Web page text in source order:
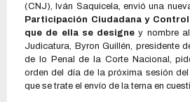
(CNJ), Iván Saquicela, envió una
Participación Ciudadana y
que de ella se designey nombre
Judicatura, Byron Guillén, presidente
de lo Penal de la Corte Nacional,
orden del día de la próxima sesión
que se trate el envío de la terna en